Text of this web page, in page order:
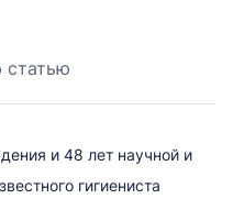
статью
и 48 лет научной и
гигиениста